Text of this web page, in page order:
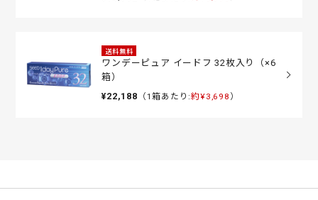
送料無料
ワンデーピュア イードフ 32枚入り（×6
箱）
¥22,188 （1箱あたり:約¥3,698 ）